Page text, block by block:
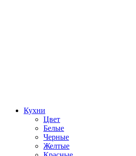
Кухни
Цвет
Белые
Черные
Желтые